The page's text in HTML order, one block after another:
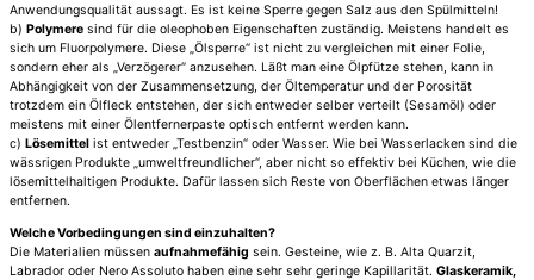
Anwendungsqualität aussagt. Es ist keine Sperre gegen Salz aus den Spülmitteln!
b) Polymere sind für die oleophoben Eigenschaften zuständig. Meistens handelt es
sich um Fluorpolymere. Diese „Ölsperre“ ist nicht zu vergleichen mit einer Folie,
sondern eher als „Verzögerer“ anzusehen. Läßt man eine Ölpfütze stehen, kann in
Abhängigkeit von der Zusammensetzung, der Öltemperatur und der Porosität
trotzdem ein Ölfleck entstehen, der sich entweder selber verteilt (Sesamöl) oder
meistens mit einer Ölentfernerpaste optisch entfernt werden kann.
c) Lösemittel ist entweder „Testbenzin“ oder Wasser. Wie bei Wasserlacken sind die
wässrigen Produkte „umweltfreundlicher“, aber nicht so effektiv bei Küchen, wie die
lösemittelhaltigen Produkte. Dafür lassen sich Reste von Oberflächen etwas länger
entfernen.
Welche Vorbedingungen sind einzuhalten?
Die Materialien müssen aufnahmefähig sein. Gesteine, wie z. B. Alta Quarzit,
Labrador oder Nero Assoluto haben eine sehr sehr geringe Kapillarität. Glaskeramik,